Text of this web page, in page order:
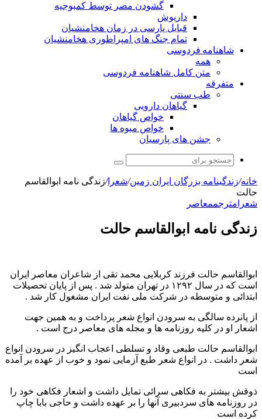
گشودن مصر توسط کمبوجیه
داریوش
قبایل پارسی در زمان هخامنشیان
تمام جنگ های امپراطوری هخامنشیان
شاهنامه فردوسی
همه
متن کامل شاهنامه فردوسی
متفرقه
طب سنتی
گیاهان دارویی
خواص گیاهان
خواص میوه ها
جشن های پارسیان
جستجو
برای
خانه/زندگینامه بزرگان ایران زمین/شعرا/زندگی نامه ابوالقاسم
حالت
شعرا مترجممعاصر
زندگی نامه ابوالقاسم حالت
ابوالقاسم حالت فرزند کربلایی محمد تقی از شاعران معاصر ایران
است که در سال ۱۲۹۲ در تهران متولد شد . پس از پایان تحصیلات
ابتدائی و متوسطه در شرکت ملی نفت ایران مشغول کار شد .
از پانرده سالگی به سرودن انواع شعر پرداخت و به همین جهت
اشعار او در کلیه روزنامه ها و مجله های معاصر درج است .
ابوالقاسم حالت طبعی وقاد و تسلطی اعجاب انگیز در سرودن انواع
شعر داشت . در انواع شعر طبع آزمایی نمود و خوب از عهده بر آمده
است
ذوقش بیشتر به فکاهی سرائی تمایل داشت و اشعار فکاهی خود را
در روزنامه های سردبیری آنها را بر عهده داشت و حاجی بابا چاپ
کرده است